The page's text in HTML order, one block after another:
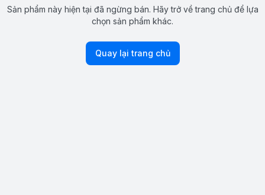
Sản phẩm này hiện tại đã ngừng bán. Hãy trở về trang chủ để lựa
chọn sản phẩm khác.
Quay lại trang chủ